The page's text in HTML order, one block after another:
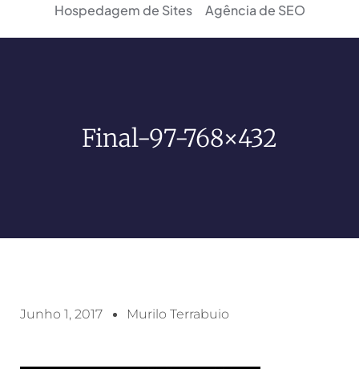
Hospedagem de Sites
Agência de SEO
Final-97-768×432
Junho 1, 2017 Murilo Terrabuio